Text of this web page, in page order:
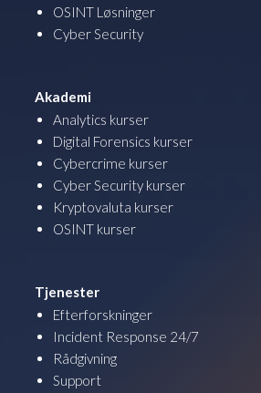
OSINT Løsninger
Cyber Security
Akademi
Analytics kurser
Digital Forensics kurser
Cybercrime kurser
Cyber Security kurser
Kryptovaluta kurser
OSINT kurser
Tjenester
Efterforskninger
Incident Response 24/7
Rådgivning
Support